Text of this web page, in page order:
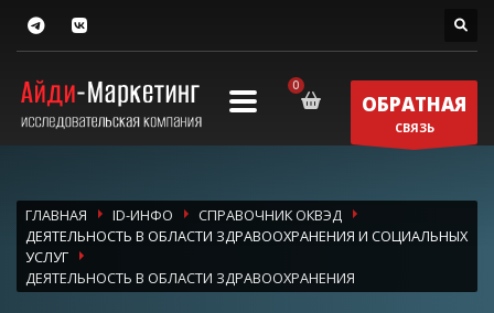
ОБРАТНАЯ
СВЯЗЬ
ГЛАВНАЯ ID-ИНФО
СПРАВОЧНИК ОКВЭД
ДЕЯТЕЛЬНОСТЬ В ОБЛАСТИ ЗДРАВООХРАНЕНИЯ И СОЦИАЛЬНЫХ
УСЛУГ
ДЕЯТЕЛЬНОСТЬ В ОБЛАСТИ ЗДРАВООХРАНЕНИЯ